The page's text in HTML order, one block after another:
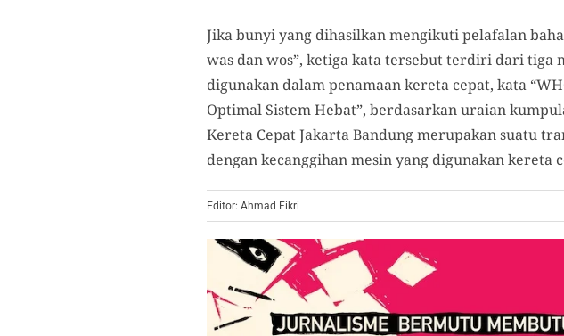
Jika bunyi yang dihasilkan mengikuti pelafalan
was dan wos”, ketiga kata tersebut terdiri dari tiga
digunakan dalam penamaan kereta cepat, kata
Optimal Sistem Hebat”, berdasarkan uraian
Kereta Cepat Jakarta Bandung merupakan suatu
dengan kecanggihan mesin yang digunakan kereta
Editor: Ahmad Fikri